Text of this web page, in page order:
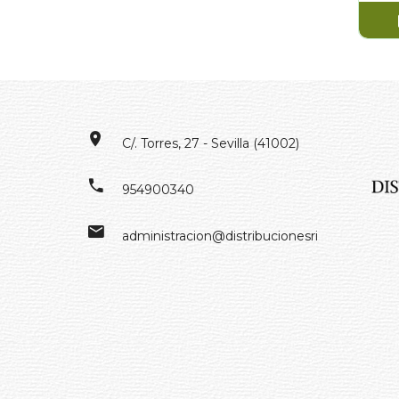
C/. Torres, 27 - Sevilla (41002)
954900340
administracion@distribucionesrivero.es